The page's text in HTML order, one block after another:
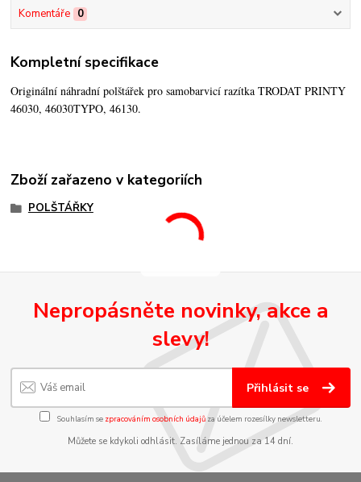
Komentáře 0
Kompletní specifikace
Originální náhradní polštářek pro samobarvicí razítka TRODAT PRINTY
46030, 46030TYPO, 46130.
Zboží zařazeno v kategoriích
POLŠTÁŘKY
Nepropásněte novinky, akce a
slevy!
Přihlásit se
Souhlasím se zpracováním osobních údajůza účelem rozesílky newsletteru.
Můžete se kdykoli odhlásit. Zasíláme jednou za 14 dní.